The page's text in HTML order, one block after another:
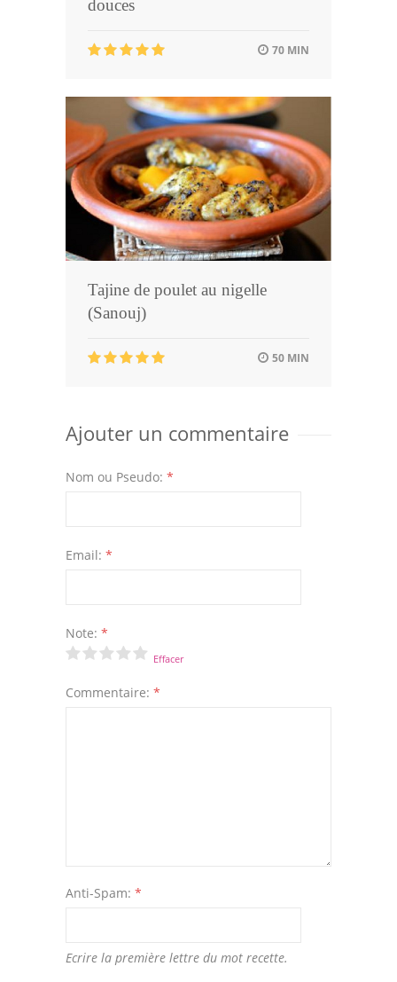
douces
70 MIN
Tajine de poulet au nigelle
(Sanouj)
50 MIN
Ajouter un commentaire
Nom ou Pseudo: *
Email: *
Note: *
Effacer
Commentaire: *
Anti-Spam: *
Ecrire la première lettre du mot recette.